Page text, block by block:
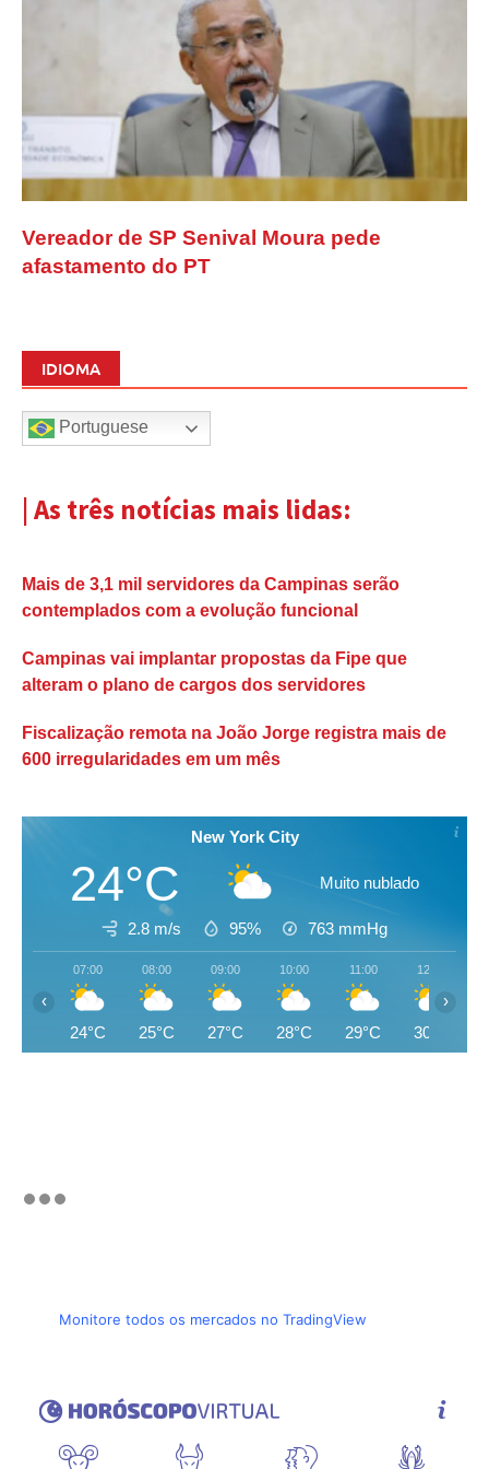
Vereador de SP Senival Moura pede
afastamento do PT
IDIOMA
Portuguese
| As três notícias mais lidas:
Mais de 3,1 mil servidores da Campinas serão
contemplados com a evolução funcional
Campinas vai implantar propostas da Fipe que
alteram o plano de cargos dos servidores
Fiscalização remota na João Jorge registra mais de
600 irregularidades em um mês
New York City
24°C Muito nublado
2.8 m/s 95% 763 mmHg
07:00
24°C
08:00
25°C
09:00
27°C
10:00
28°C
11:00
29°C
12:00
30°C
‹ ›
Monitore todos os mercados no TradingView